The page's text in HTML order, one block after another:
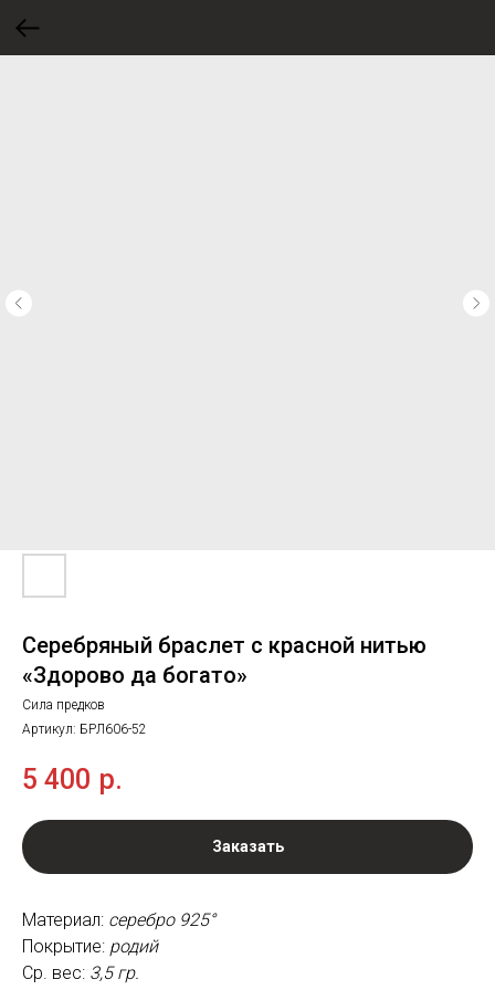
Серебряный браслет с красной нитью
«Здорово да богато»
Сила предков
Артикул: БРЛ606-52
5 400 р.
Заказать
Материал: серебро 925°
Покрытие: родий
Ср. вес: 3,5 гр.